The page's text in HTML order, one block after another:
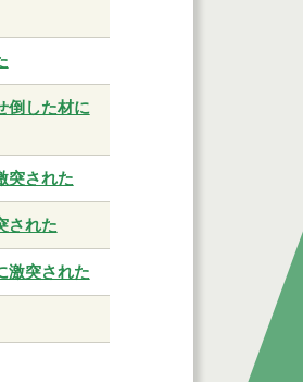
倒した材に
突された
された
激突された